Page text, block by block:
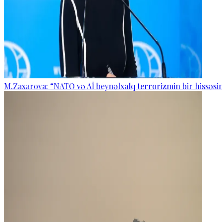
M.Zaxarova: “NATO və Aİ beynəlxalq terrorizmin bir